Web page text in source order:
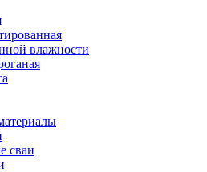
влажности
сваи